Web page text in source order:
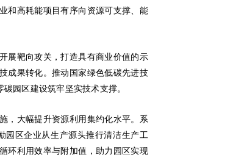
和高耗能项目有序向资源可支撑、能
展靶向攻关，打造具有商业价值的示
成果转化。推动国家绿色低碳先进技
园区建设筑牢坚实技术支撑。
，大幅提升资源利用集约化水平。系
园区企业从生产源头推行清洁生产工
环利用效率与附加值，助力园区实现